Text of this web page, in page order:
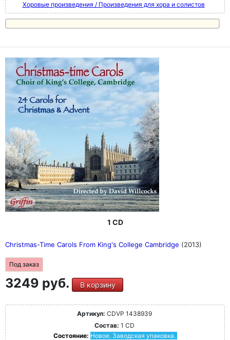
Хоровые произведения / Произведения для хора и солистов
1 CD
Christmas-Time Carols From King's College Cambridge (2013)
Под заказ
3249 руб. В корзину
Артикул: CDVP 1438939
Состав: 1 CD
Состояние: Новое. Заводская упаковка.